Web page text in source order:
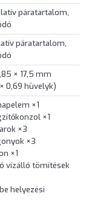
páratartalom,
páratartalom,
× 17,5 mm
0,69 hüvelyk)
×1
×1
×3
×3
×1
vízálló tömítések
helyezési